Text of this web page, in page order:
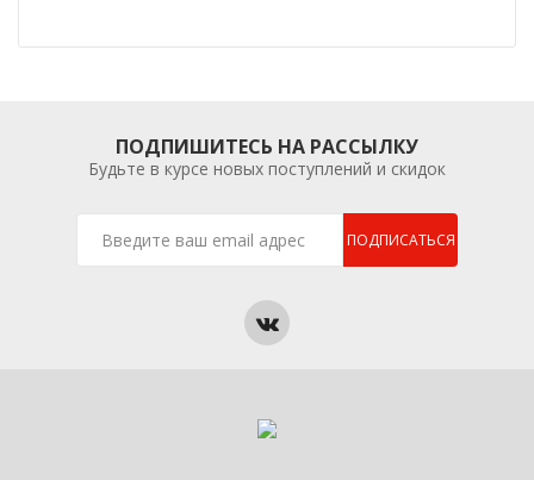
ПОДПИШИТЕСЬ НА РАССЫЛКУ
Будьте в курсе новых поступлений и скидок
ПОДПИСАТЬСЯ